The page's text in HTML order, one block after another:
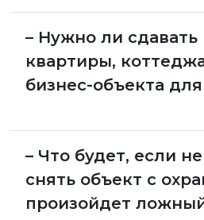
– Нужно ли
квартиры,
бизнес-объекта
– Что будет, если
снять объект с
произойдет